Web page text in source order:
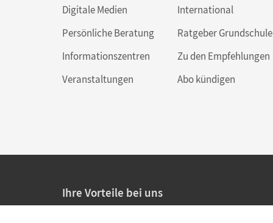
Digitale Medien
Persönliche Beratung
Informationszentren
Veranstaltungen
International
Ratgeber Grundschule
Zu den Empfehlungen
Abo kündigen
Ihre Vorteile bei uns